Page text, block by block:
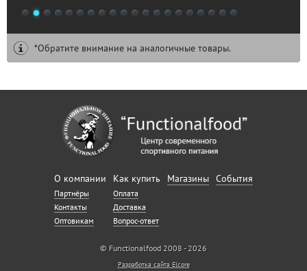
1 2 3 4 5 6 7 8 9 10 11 12 13 14 15 16 17 18 19
*Обратите внимание на аналогичные товары.
О компании
Партнёры
Контакты
Оптовикам
Как купить
Оплата
Доставка
Вопрос-ответ
Магазины События
© Functionalfood 2008 - 2026
Разработка сайта Elcore